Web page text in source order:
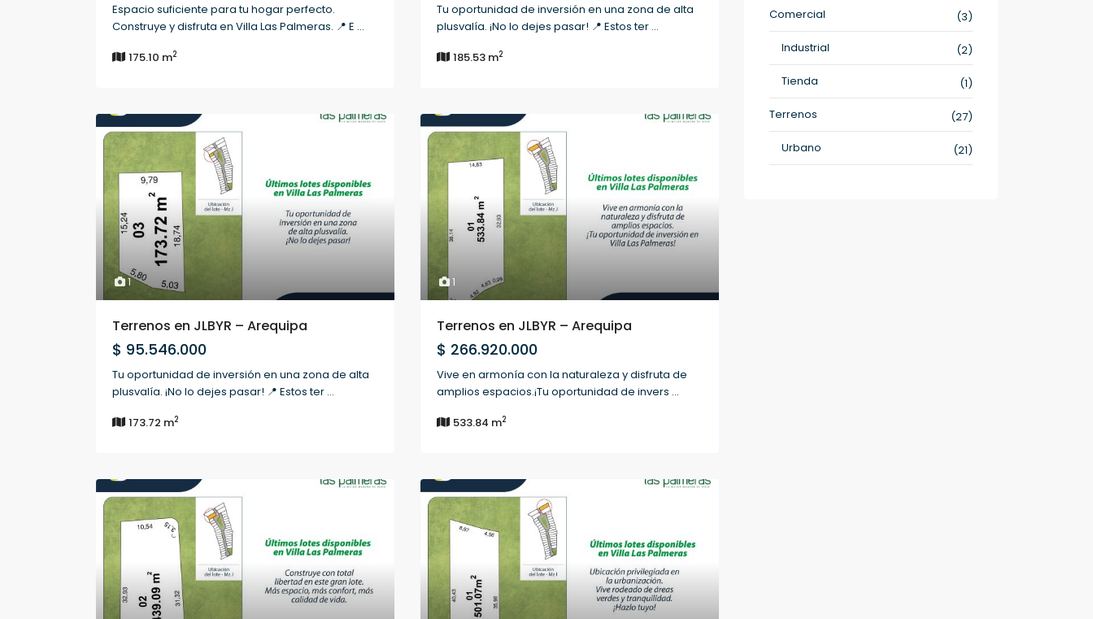
Espacio suficiente para tu hogar perfecto.
Construye y disfruta en Villa Las Palmeras. 📍 E ...
175.10 m2
Tu oportunidad de inversión en una zona de alta
plusvalía. ¡No lo dejes pasar! 📍 Estos ter ...
185.53 m2
1
Terrenos en JLBYR – Arequipa
$ 95.546.000
Tu oportunidad de inversión en una zona de alta
plusvalía. ¡No lo dejes pasar! 📍 Estos ter ...
173.72 m2
1
Terrenos en JLBYR – Arequipa
$ 266.920.000
Vive en armonía con la naturaleza y disfruta de
amplios espacios.¡Tu oportunidad de invers ...
533.84 m2
Comercial
(3)
Industrial
(2)
Tienda
(1)
Terrenos
(27)
Urbano
(21)